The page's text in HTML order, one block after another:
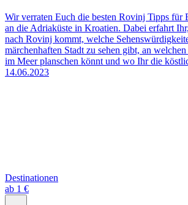
Wir verraten Euch die besten Rovinj Tipps für
an die Adriaküste in Kroatien. Dabei erfahrt
nach Rovinj kommt, welche
märchenhaften Stadt zu sehen gibt, an
im Meer planschen könnt und wo Ihr die
14.06.2023
Destinationen
ab 1 €